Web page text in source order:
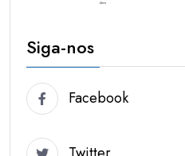
Siga-nos
Facebook